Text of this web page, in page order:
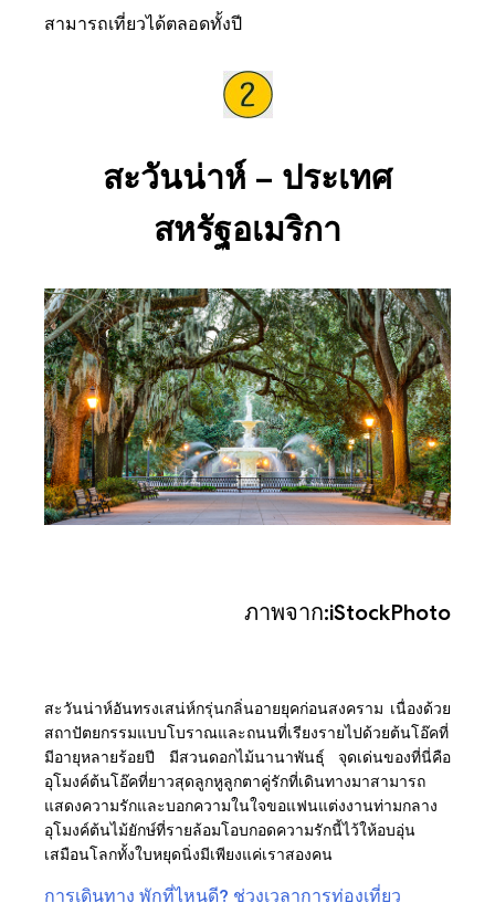
สามารถเที่ยวได้ตลอดทั้งปี
สะวันน่าห์ – ประเทศ
สหรัฐอเมริกา
ภาพจาก:iStockPhoto
สะวันน่าห์อันทรงเสน่ห์กรุ่นกลิ่นอายยุคก่อนสงคราม เนื่องด้วย
สถาปัตยกรรมแบบโบราณและถนนที่เรียงรายไปด้วยต้นโอ๊คที่
มีอายุหลายร้อยปี มีสวนดอกไม้นานาพันธุ์ จุดเด่นของที่นี่คือ
อุโมงค์ต้นโอ๊คที่ยาวสุดลูกหูลูกตาคู่รักที่เดินทางมาสามารถ
แสดงความรักและบอกความในใจขอแฟนแต่งงานท่ามกลาง
อุโมงค์ต้นไม้ยักษ์ที่รายล้อมโอบกอดความรักนี้ไว้ให้อบอุ่น
เสมือนโลกทั้งใบหยุดนิ่งมีเพียงแค่เราสองคน
การเดินทาง พักที่ไหนดี? ช่วงเวลาการท่องเที่ยว